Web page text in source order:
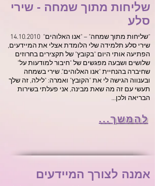
שליחות מתוך שמחה - שירי
סלע
"שליחות מתוך שמחה" – "אנו האלוהים" 14.10.2010
שירי סלע תלמידה שלי הלומדת אצלי את המיידעים,
הפתיעה אותי היום "בקובץ" של תקצירים בחרוזים
שלושים ושבעה מפגשים של "חיבור למודעות על"
שחיברה בהנחיית "אנו האלוהים". שירי בשמחה
ובענווה הגישה לי את "הקובץ" ואמרה: "לילה, זה שלך
תעשי עם זה מה שאת מבינה, אני פעלתי בשירות
הבריאה ולכן...
להמשך...
אמנה לצורך המיידעים